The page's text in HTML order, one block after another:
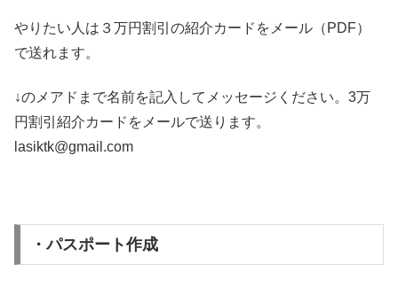
やりたい人は３万円割引の紹介カードをメール（PDF）
で送れます。
↓のメアドまで名前を記入してメッセージください。3万
円割引紹介カードをメールで送ります。
lasiktk@gmail.com
・パスポート作成